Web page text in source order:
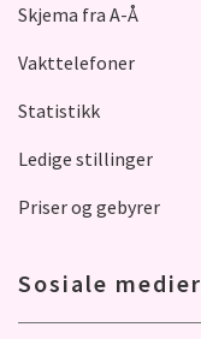
Skjema fra A-Å
Vakttelefoner
Statistikk
Ledige stillinger
Priser og gebyrer
Sosiale medier